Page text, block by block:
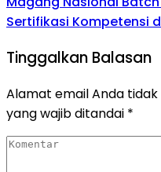
Sertifikasi Kompetensi
Tinggalkan Balasan
Alamat email Anda tidak
yang wajib ditandai *